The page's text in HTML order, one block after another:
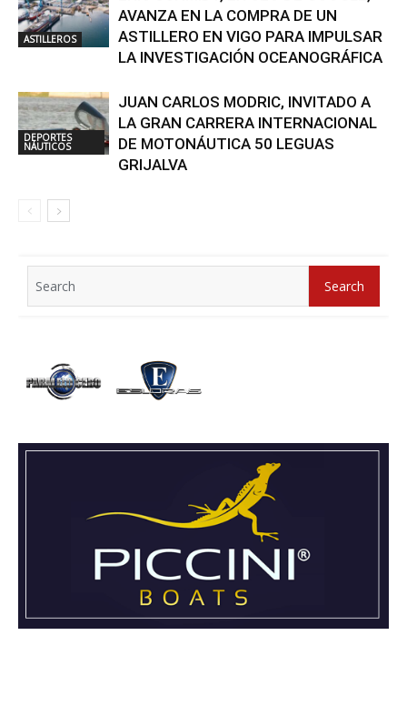
ASTILLEROS
AVANZA EN LA COMPRA DE UN
ASTILLERO EN VIGO PARA IMPULSAR
LA INVESTIGACIÓN OCEANOGRÁFICA
DEPORTES
NÁUTICOS
JUAN CARLOS MODRIC, INVITADO A
LA GRAN CARRERA INTERNACIONAL
DE MOTONÁUTICA 50 LEGUAS
GRIJALVA
for:
Search